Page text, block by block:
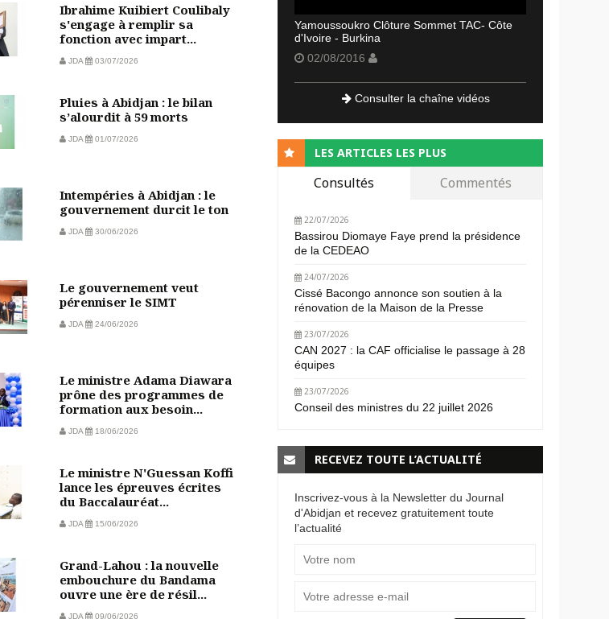
Ibrahime Kuibiert Coulibaly
s'engage à remplir sa
fonction avec impart...
JDA 03/07/2026
Pluies à Abidjan : le bilan
s’alourdit à 59 morts
JDA 01/07/2026
Intempéries à Abidjan : le
gouvernement durcit le ton
JDA 30/06/2026
Le gouvernement veut
pérenniser le SIMT
JDA 24/06/2026
Le ministre Adama Diawara
prône des programmes de
formation aux besoin...
JDA 18/06/2026
Le ministre N'Guessan Koffi
lance les épreuves écrites
du Baccalauréat...
JDA 15/06/2026
Grand-Lahou : la nouvelle
embouchure du Bandama
ouvre une ère de résil...
JDA 09/06/2026
Yamoussoukro Clôture Sommet TAC- Côte
d'Ivoire - Burkina
02/08/2016
Consulter la chaîne vidéos
LES ARTICLES LES PLUS
Consultés Commentés
22/07/2026
Bassirou Diomaye Faye prend la présidence
de la CEDEAO
24/07/2026
Cissé Bacongo annonce son soutien à la
rénovation de la Maison de la Presse
23/07/2026
CAN 2027 : la CAF officialise le passage à 28
équipes
23/07/2026
Conseil des ministres du 22 juillet 2026
RECEVEZ TOUTE L’ACTUALITÉ
Inscrivez-vous à la Newsletter du Journal
d'Abidjan et recevez gratuitement toute
l’actualité